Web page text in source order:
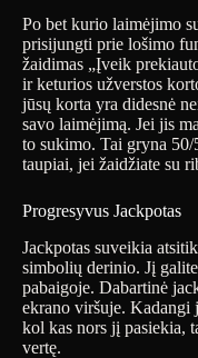
Po bet kurio laimėjimo
prisijungti prie lošimo
žaidimas „Įveik
ir keturios užverstos
jūsų korta yra didesnė
savo laimėjimą. Jei jis
to sukimo. Tai gryna
taupiai, jei žaidžiate su
Progresyvus Jackpotas
Jackpotas suveikia
simbolių derinio. Jį
pabaigoje. Dabartinė
ekrano viršuje. Kadangi
kol kas nors jį pasiekia,
vertę.